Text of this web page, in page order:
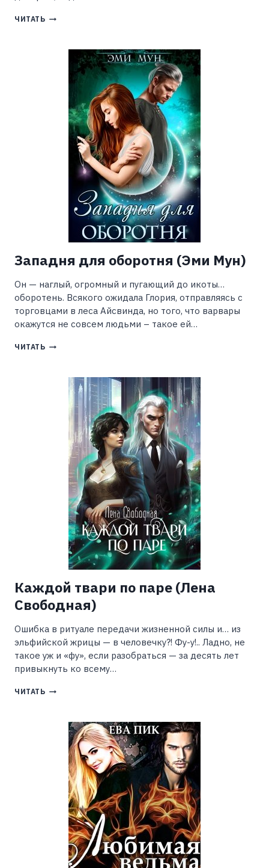
ЧИТАТЬ ЛЕБЕДИНАЯ
СТОРОНУ
ЛИСКАНОВА)
Западня для оборотня (Эми Мун)
Он — наглый, огромный и пугающий до икоты…
оборотень. Всякого ожидала Глория, отправляясь с
торговцами в леса Айсвинда, но того, что варвары
окажутся не совсем людьми – такое ей…
ЧИТАТЬ ЗАПАДНЯ
Каждой твари по паре (Лена
Свободная)
Ошибка в ритуале передачи жизненной силы и… из
эльфийской жрицы — в человечку?! Фу-у!.. Ладно, не
такое уж и «фу», если разобраться — за десять лет
привыкнуть ко всему…
ЧИТАТЬ КАЖДОЙ
(ЛЕНА
СВОБОДНАЯ)